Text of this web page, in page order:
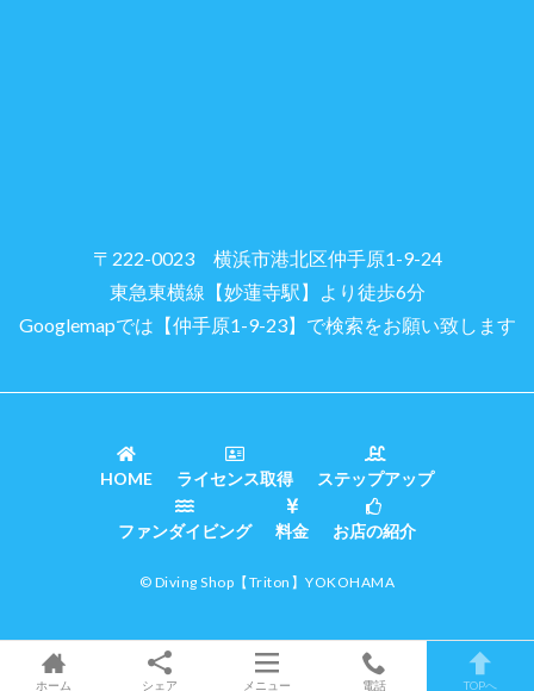
〒222-0023 横浜市港北区仲手原1-9-24
東急東横線【妙蓮寺駅】より徒歩6分
Googlemapでは【仲手原1-9-23】で検索をお願い致します
HOME ライセンス取得 ステップアップ
ファンダイビング 料金 お店の紹介
© Diving Shop 【Triton】YOKOHAMA
ホーム シェア メニュー 電話 TOPへ